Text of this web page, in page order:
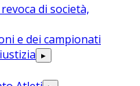
di società,
e dei campionati
▸